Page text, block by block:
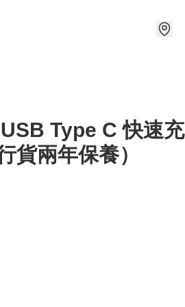
Type C 快速充
貨兩年保養）